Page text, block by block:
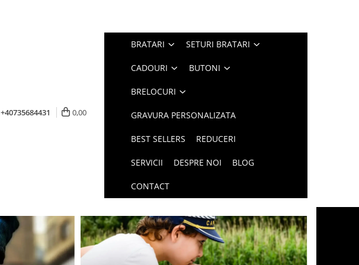
+40735684431 0,00
BRATARI SETURI BRATARI
CADOURI BUTONI
BRELOCURI
GRAVURA PERSONALIZATA
BEST SELLERS REDUCERI
SERVICII DESPRE NOI BLOG
CONTACT